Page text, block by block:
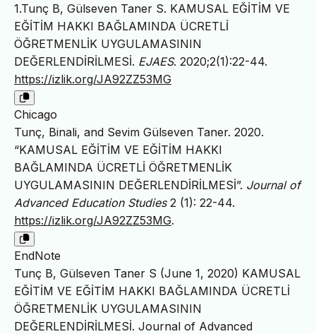
1.Tunç B, Gülseven Taner S. KAMUSAL EĞİTİM VE
EĞİTİM HAKKI BAĞLAMINDA ÜCRETLİ
ÖĞRETMENLİK UYGULAMASININ
DEĞERLENDİRİLMESİ. EJAES. 2020;2(1):22-44.
https://izlik.org/JA92ZZ53MG
Chicago
Tunç, Binali, and Sevim Gülseven Taner. 2020.
“KAMUSAL EĞİTİM VE EĞİTİM HAKKI
BAĞLAMINDA ÜCRETLİ ÖĞRETMENLİK
UYGULAMASININ DEĞERLENDİRİLMESİ”. Journal of
Advanced Education Studies2 (1): 22-44.
https://izlik.org/JA92ZZ53MG.
EndNote
Tunç B, Gülseven Taner S (June 1, 2020) KAMUSAL
EĞİTİM VE EĞİTİM HAKKI BAĞLAMINDA ÜCRETLİ
ÖĞRETMENLİK UYGULAMASININ
DEĞERLENDİRİLMESİ. Journal of Advanced